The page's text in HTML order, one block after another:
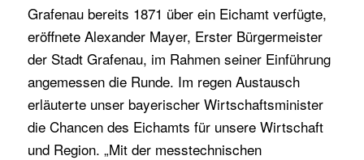
Grafenau bereits 1871 über ein Eichamt verfügte,
eröffnete Alexander Mayer, Erster Bürgermeister
der Stadt Grafenau, im Rahmen seiner Einführung
angemessen die Runde. Im regen Austausch
erläuterte unser bayerischer Wirtschaftsminister
die Chancen des Eichamts für unsere Wirtschaft
und Region. „Mit der messtechnischen